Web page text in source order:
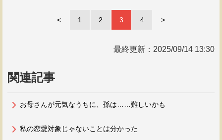
< 1 2 3 4 >
最終更新： 2025/09/14 13:30
関連記事
お母さんが元気なうちに、孫は……難しいかも
私の恋愛対象じゃないことは分かった